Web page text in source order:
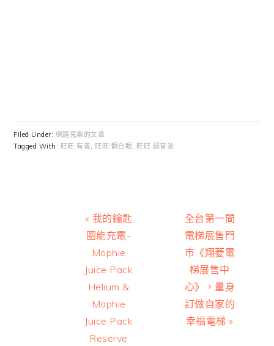
Filed Under: 網路蒐集的文章
Tagged With: 旺旺 有毒, 旺旺 翻白眼, 旺旺 超音波
Previous
Post:
« 我的鑰匙
圈能充電-
Mophie
Juice Pack
Helium &
Mophie
Juice Pack
Reserve
Next
Post:
全台第一間
電梯展售門
市《翔菱電
梯展售中
心》，量身
訂做自家的
幸福電梯 »